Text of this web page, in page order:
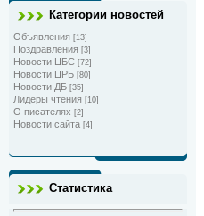
Категории новостей
Объявления [13]
Поздравления [3]
Новости ЦБС [72]
Новости ЦРБ [80]
Новости ДБ [35]
Лидеры чтения [10]
О писателях [2]
Новости сайта [4]
Статистика